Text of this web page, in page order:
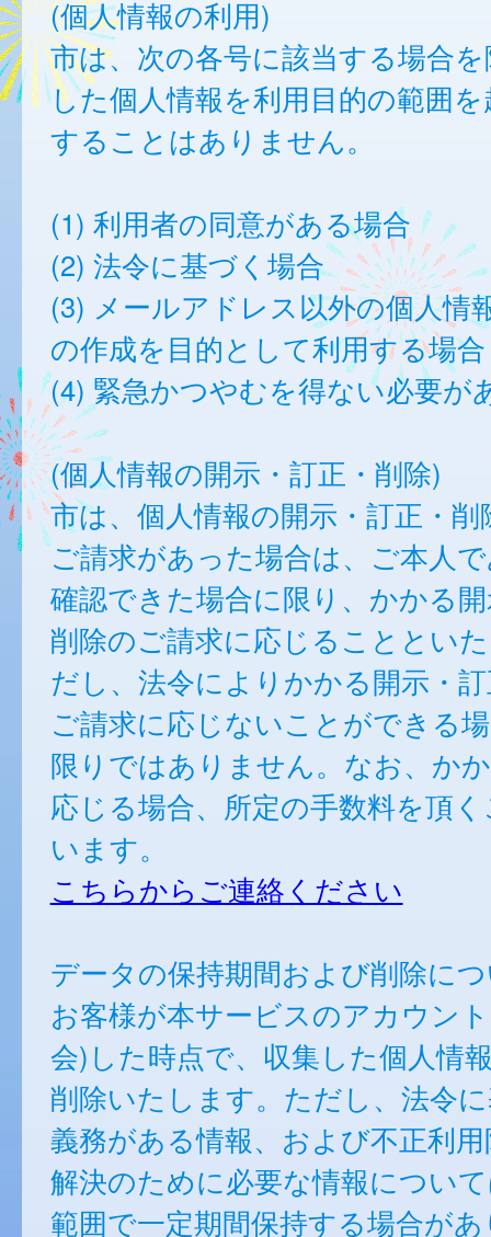
(個人情報の利用)
市は、次の各号に該当する場合
した個人情報を利用目的の範囲
することはありません。
(1) 利用者の同意がある場合
(2) 法令に基づく場合
(3) メールアドレス以外の個人情
の作成を目的として利用する場合
(4) 緊急かつやむを得ない必要が
(個人情報の開示・訂正・削除)
市は、個人情報の開示・訂正・
ご請求があった場合は、ご本人
確認できた場合に限り、かかる
削除のご請求に応じることとい
だし、法令によりかかる開示・
ご請求に応じないことができる
限りではありません。なお、か
応じる場合、所定の手数料を頂
います。
こちらからご連絡ください
データの保持期間および削除に
お客様が本サービスのアカウン
会)した時点で、収集した個人情
削除いたします。ただし、法令
義務がある情報、および不正利
解決のために必要な情報につい
範囲で一定期間保持する場合が